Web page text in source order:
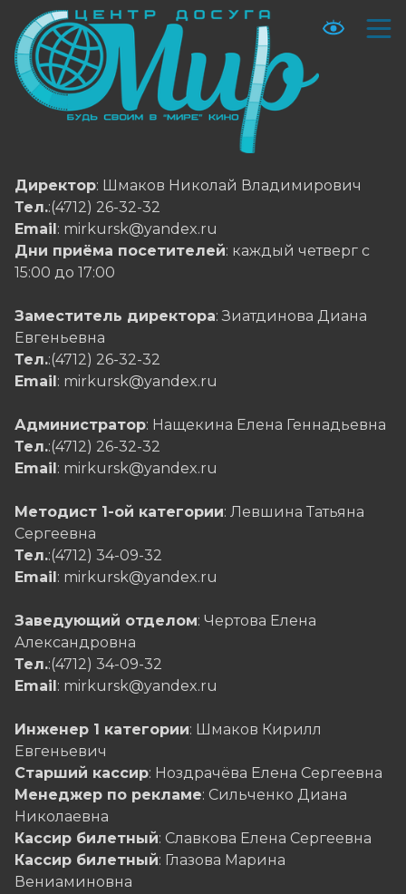
Директор: Шмаков Николай Владимирович
Тел.:(4712) 26-32-32
Email: mirkursk@yandex.ru
Дни приёма посетителей: каждый четверг с
15:00 до 17:00
Заместитель директора: Зиатдинова Диана
Евгеньевна
Тел.:(4712) 26-32-32
Email: mirkursk@yandex.ru
Администратор: Нащекина Елена Геннадьевна
Тел.:(4712) 26-32-32
Email: mirkursk@yandex.ru
Методист 1-ой категории: Левшина Татьяна
Сергеевна
Тел.:(4712) 34-09-32
Email: mirkursk@yandex.ru
Заведующий отделом: Чертова Елена
Александровна
Тел.:(4712) 34-09-32
Email: mirkursk@yandex.ru
Инженер 1 категории: Шмаков Кирилл
Евгеньевич
Старший кассир: Ноздрачёва Елена Сергеевна
Менеджер по рекламе: Сильченко Диана
Николаевна
Кассир билетный: Славкова Елена Сергеевна
Кассир билетный: Глазова Марина
Вениаминовна